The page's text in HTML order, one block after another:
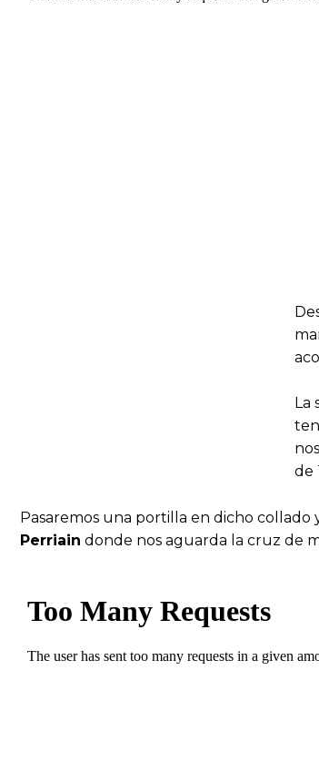
La
de
Pasaremos una portilla en dicho collado
Perriain donde nos aguarda la cruz de